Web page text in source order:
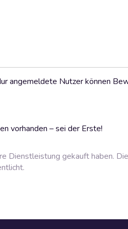
vorhanden – sei der Erste!
angemeldete Nutzer können
Dienstleistung gekauft haben.